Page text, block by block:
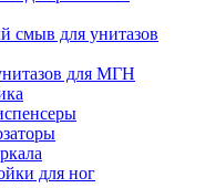
смыв для унитазов
для МГН
для ног